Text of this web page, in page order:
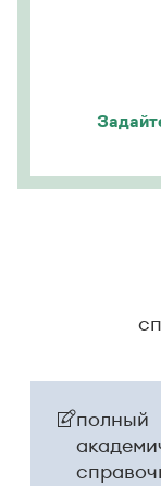
а
«Инновация
полный